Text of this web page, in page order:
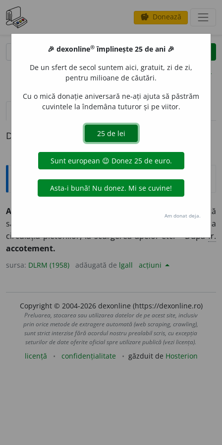
savings Donează
clear
opțiuni
definiții (1)
Definiția cu ID-ul 522452:
Explicative DEX
ACOSTAM
Fîșie laterală (nepavată
sau nepietruită) de-a lungul unui drum, care servește la
circulația pietonilor, la scurgerea apelor etc. – Dupăfr.
accotement.
sursa: DLRM (1958) adăugată de lgall acțiuni
Copyright © 2004-2026 dexonline (https://dexonline.ro)
Preluarea, stocarea sau utilizarea datelor de pe acest site, inclusiv
prin orice metode de extragere automată (web scraping, crawling),
sunt strict interzise fără acordul nostru prealabil scris, cu excepția
seturilor de date oferite oficial spre utilizare publică (vezi licența).
licență confidențialitate găzduit de Hosterion
🎉 dexonline® împlinește 25 de ani 🎉
De un sfert de secol suntem aici, gratuit, zi de zi,
pentru milioane de căutări.
Cu o mică donație aniversară ne-ați ajuta să păstrăm
cuvintele la îndemâna tuturor și pe viitor.
Am donat deja.